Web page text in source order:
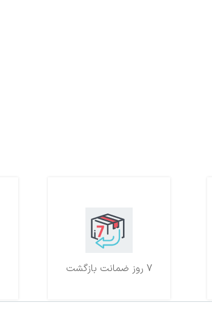
7 روز ضمانت بازگشت